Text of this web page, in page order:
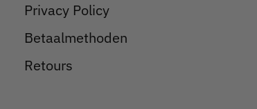
Privacy Policy
Betaalmethoden
Retours